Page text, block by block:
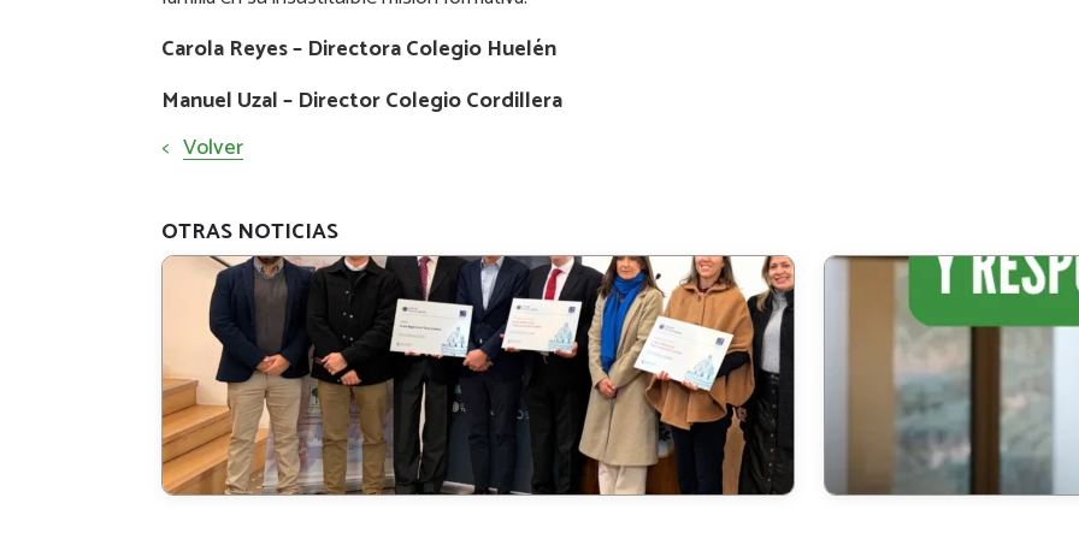
Carola Reyes – Directora Colegio Huelén
Manuel Uzal – Director Colegio Cordillera
< Volver
OTRAS NOTICIAS